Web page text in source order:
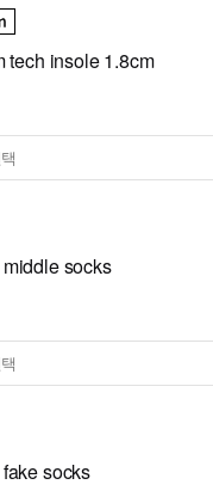
tech insole 1.8cm
socks
socks